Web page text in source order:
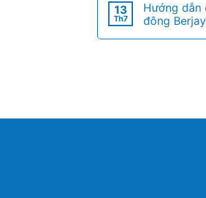
13
Th7
Hướng dẫn
đông